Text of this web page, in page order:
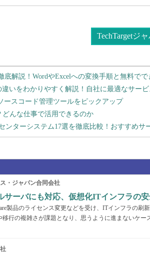
TechTargetジ
底解説！WordやExcelへの変換手順と無料で
違いをわかりやすく解説！自社に最適なサー
ースコード管理ツールをピックアップ
どんな仕事で活用できるのか
ンターシステム17選を徹底比較！おすすめ
・ジャパン合同会社
サーバにも対応、仮想化ITインフラの
製品のライセンス変更などを受け、ITインフラの刷
行の複雑さが課題となり、思うように進まないケー